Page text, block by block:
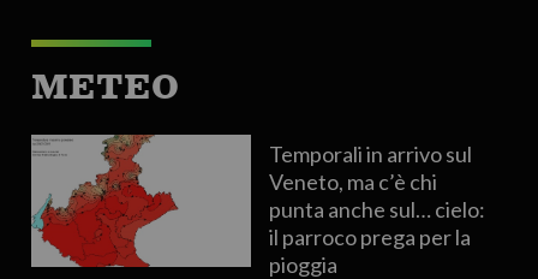
METEO
Temporali in arrivo sul
Veneto, ma c’è chi
punta anche sul… cielo:
il parroco prega per la
pioggia